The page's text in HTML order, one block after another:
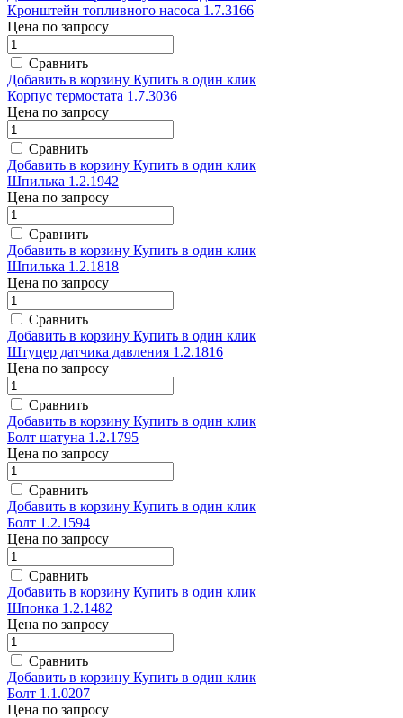
Кронштейн топливного насоса 1.7.3166
Цена по запросу
Сравнить
Добавить в корзину Купить в один клик
Корпус термостата 1.7.3036
Цена по запросу
Сравнить
Добавить в корзину Купить в один клик
Шпилька 1.2.1942
Цена по запросу
Сравнить
Добавить в корзину Купить в один клик
Шпилька 1.2.1818
Цена по запросу
Сравнить
Добавить в корзину Купить в один клик
Штуцер датчика давления 1.2.1816
Цена по запросу
Сравнить
Добавить в корзину Купить в один клик
Болт шатуна 1.2.1795
Цена по запросу
Сравнить
Добавить в корзину Купить в один клик
Болт 1.2.1594
Цена по запросу
Сравнить
Добавить в корзину Купить в один клик
Шпонка 1.2.1482
Цена по запросу
Сравнить
Добавить в корзину Купить в один клик
Болт 1.1.0207
Цена по запросу